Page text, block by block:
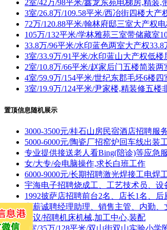
2室/42万/98平米/鑫龙东苑电梯房,精装,
3室/26.8万/109.58平米/西冶街四楼大产
72万/120.88平米/翰林府邸三室大产权
105万/132平米/学林雅苑三室带储藏室
33.8万/96平米/水印蓝色两室大产权33.8
3室/33.9万/91平米/水印蓝山大产权低
2室/10.8万/66平米/赵家后门五楼简装
4室/59.9万/154平米/世纪东郡毛坯6楼四
3室/19.9万/124平米/尹家楼,精装修五楼
置顶信息随机展示
3000-3500元/桂石山房民宿酒店招聘服
5000-6000元/陶瓷厂招窑炉回车线出装
专业提供接送老人看Bing(陪诊)等应急
女/大专/会电脑操作,求长白班工作
6000-9000元/长期招聘激光焊接工电焊
宇海电子招聘烧成工、工艺技术员、设
1992披萨店招聘前台2名、店长1名、后
高薪诚聘经理助理、销售主管、内勤、
面议/招聘机床机械,加工中心,装配